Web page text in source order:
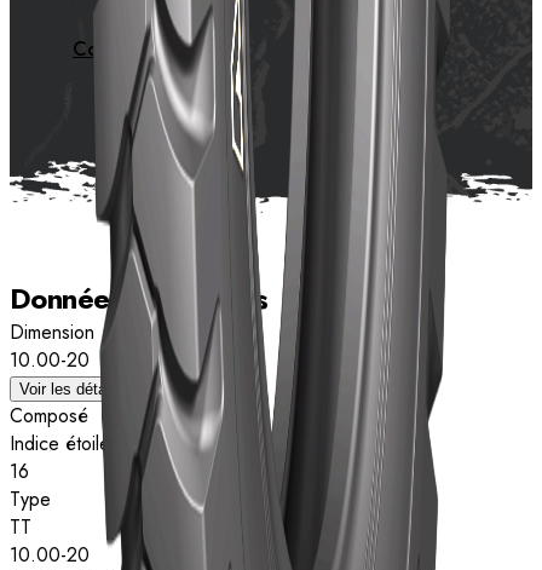
Contactez-nous
Données techniques
Dimension
10.00-20
Voir les détails
Composé
Indice étoiles
16
Type
TT
10.00-20